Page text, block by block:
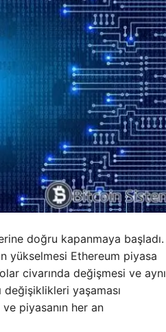
doğru kapanmaya başladı.
yükselmesi Ethereum piyasa
civarında değişmesi ve aynı
yaşaması
ve piyasanın her an